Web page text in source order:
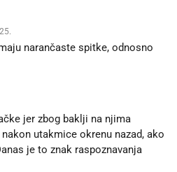
narančaste spitke, odnosno
jer zbog baklji na njima
utakmice okrenu nazad, ako
je to znak raspoznavanja